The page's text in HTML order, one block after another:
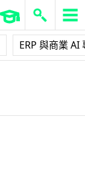
ERP 與商業 AI